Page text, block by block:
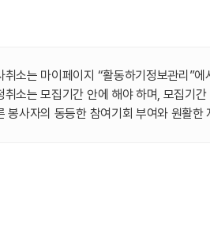
취소는 마이페이지 “활동하기정보관리”
취소는 모집기간 안에 해야 하며, 모집기
봉사자의 동등한 참여기회 부여와 원활